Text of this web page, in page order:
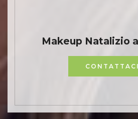
Makeup Natalizio
CONTATTACI